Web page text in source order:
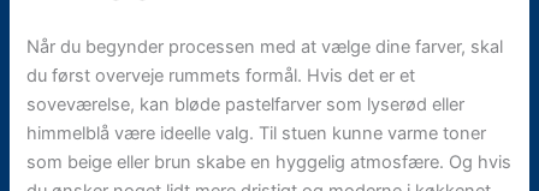
Når du begynder processen med at vælge dine farver, skal
du først overveje rummets formål. Hvis det er et
soveværelse, kan bløde pastelfarver som lyserød eller
himmelblå være ideelle valg. Til stuen kunne varme toner
som beige eller brun skabe en hyggelig atmosfære. Og hvis